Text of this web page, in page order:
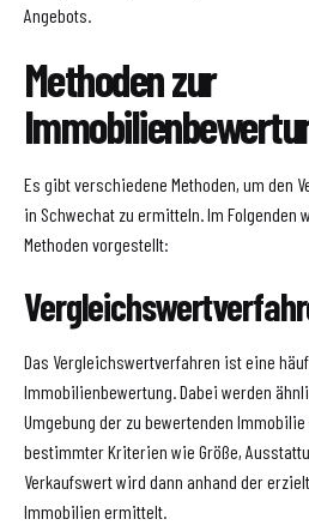
Angebots.
Methoden zur
Es gibt verschiedene Methoden, um den
in Schwechat zu ermitteln. Im Folgenden
Methoden vorgestellt:
Das Vergleichswertverfahren ist eine
Immobilienbewertung. Dabei werden
Umgebung der zu bewertenden
bestimmter Kriterien wie Größe,
Verkaufswert wird dann anhand der
Immobilien ermittelt.